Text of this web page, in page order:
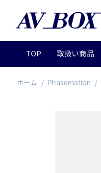
TOP 取扱い商品
ホーム / Phasemation /